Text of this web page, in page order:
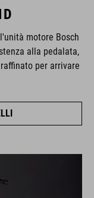
motore Bosch
alla pedalata,
per arrivare